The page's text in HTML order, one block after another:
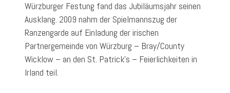
Würzburger Festung fand das Jubiläumsjahr seinen
Ausklang. 2009 nahm der Spielmannszug der
Ranzengarde auf Einladung der irischen
Partnergemeinde von Würzburg – Bray/County
Wicklow – an den St. Patrick’s – Feierlichkeiten in
Irland teil.